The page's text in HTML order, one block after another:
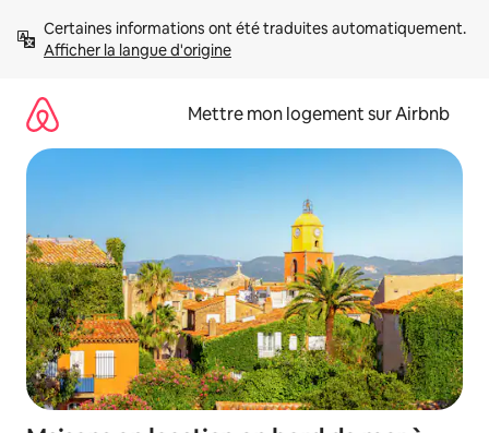
directement
Afficher la langue d'origine
Mettre mon logement sur Airbnb